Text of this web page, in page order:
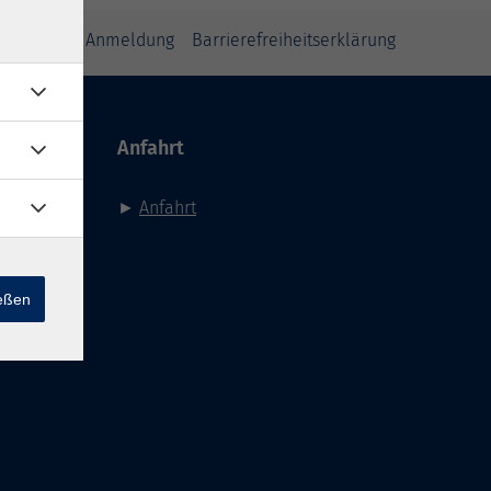
zur Anmeldung Barrierefreiheitserklärung
Anfahrt
► Anfahrt